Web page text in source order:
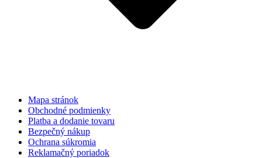
Mapa stránok
Obchodné podmienky
Platba a dodanie tovaru
Bezpečný nákup
Ochrana súkromia
Reklamačný poriadok